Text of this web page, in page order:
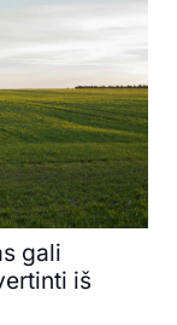
gali
iš